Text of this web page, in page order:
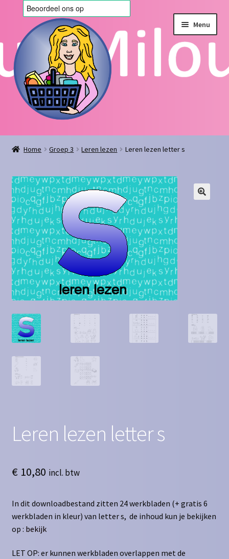
door
naar
navigatie
de
inhoud
Menu
Home
Algemene voorwaarden
Blog
Contact
Homepagina
Mijn account
Privacy Policy
Winkel
Home Groep 3 Leren lezen Leren lezen letter s
Leren lezen letter s
€10,80 incl. btw
In dit downloadbestand zitten 24 werkbladen (+ gratis 6
werkbladen in kleur) van letter s, de inhoud kun je bekijken
op : bekijk
LET OP: er kunnen werkbladen overlappen met de